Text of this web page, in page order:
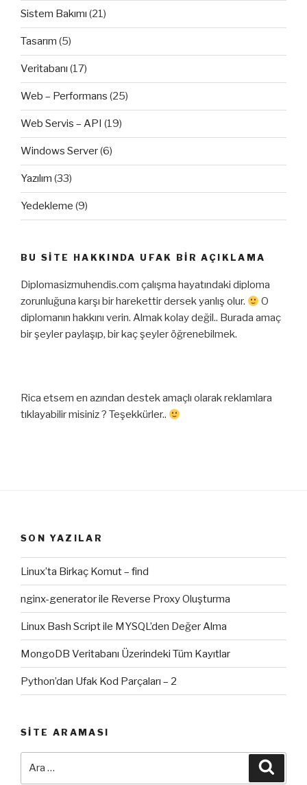
Sistem Bakımı (21)
Tasarım (5)
Veritabanı (17)
Web – Performans (25)
Web Servis – API (19)
Windows Server(6)
Yazılım (33)
Yedekleme (9)
BU SITE HAKKINDA UFAK BIR AÇIKLAMA
Diplomasizmuhendis.com çalışma hayatındaki diploma
zorunluğuna karşı bir harekettir dersek yanlış olur.
O
diplomanın hakkını verin. Almak kolay değil.. Burada amaç
bir şeyler paylaşıp, bir kaç şeyler öğrenebilmek.
Rica etsem en azından destek amaçlı olarak reklamlara
tıklayabilir misiniz ? Teşekkürler..
SON YAZILAR
Linux’ta Birkaç Komut – find
nginx-generator ile Reverse Proxy Oluşturma
Linux Bash Script ile MYSQL’den Değer Alma
MongoDB Veritabanı Üzerindeki Tüm Kayıtlar
Python’dan Ufak Kod Parçaları – 2
SITE ARAMASI